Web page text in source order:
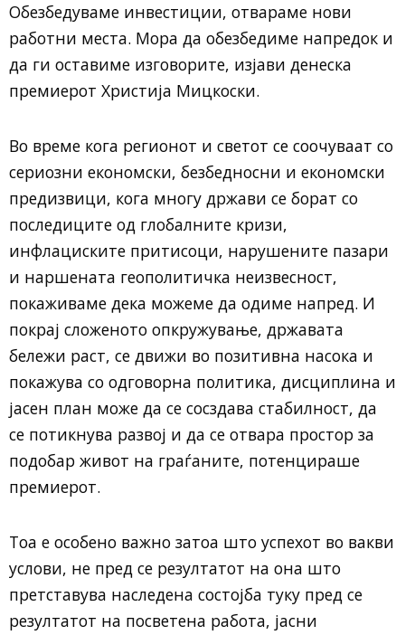
Обезбедуваме инвестиции, отвараме нови
работни места. Мора да обезбедиме напредок и
да ги оставиме изговорите, изјави денеска
премиерот Христија Мицкоски.
Во време кога регионот и светот се соочуваат со
сериозни економски, безбедносни и економски
предизвици, кога многу држави се борат со
последиците од глобалните кризи,
инфлациските притисоци, нарушените пазари
и наршената геополитичка неизвесност,
покаживаме дека можеме да одиме напред. И
покрај сложеното опкружување, државата
бележи раст, се движи во позитивна насока и
покажува со одговорна политика, дисциплина и
јасен план може да се сосздава стабилност, да
се потикнува развој и да се отвара простор за
подобар живот на граѓаните, потенцираше
премиерот.
Тоа е особено важно затоа што успехот во вакви
услови, не пред се резултатот на она што
претставува наследена состојба туку пред се
резултатот на посветена работа, јасни